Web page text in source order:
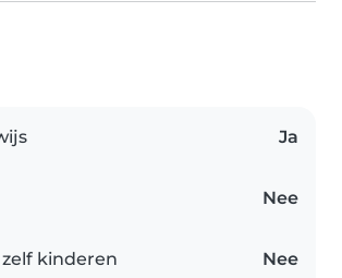
Ja
Nee
kinderen Nee